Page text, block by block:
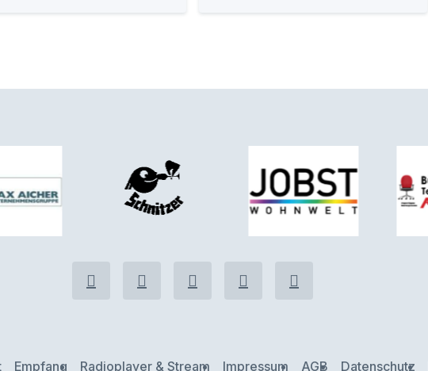
Empfang Radioplayer & Stream Impressum AGB Datenschutz